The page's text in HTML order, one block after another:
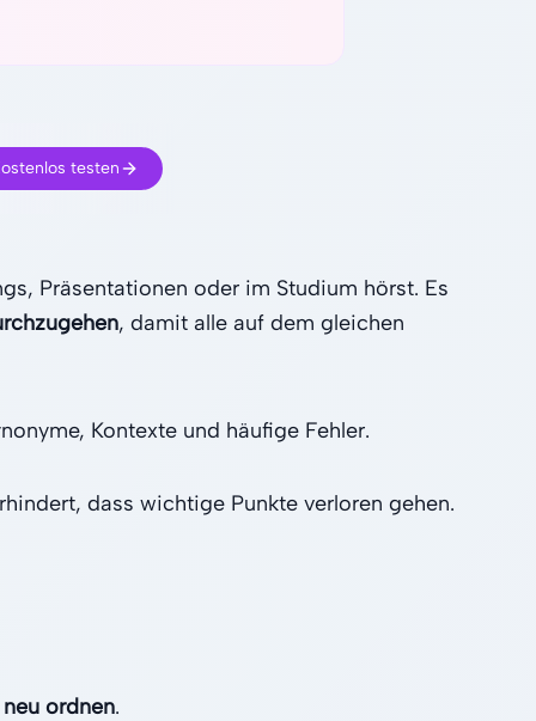
testen
Präsentationen oder im Studium hörst. Es
, damit alle auf dem gleichen
Kontexte und häufige Fehler.
dass wichtige Punkte verloren gehen.
ordnen.